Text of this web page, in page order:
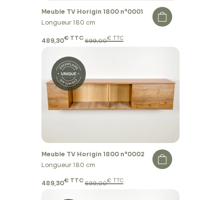
Meuble TV Horigin 1800 n°0001
Longueur 180 cm
489,30€ TTC
699,00
€ TTC
Meuble TV Horigin 1800 n°0002
Longueur 180 cm
489,30€ TTC
699,00
€ TTC